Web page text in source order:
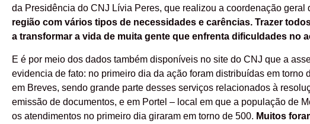
da Presidência do CNJ Lívia Peres, que realizou a coordenação geral
região com vários tipos de necessidades e carências. Trazer
a transformar a vida de muita gente que enfrenta dificuldades no
E é por meio dos dados também disponíveis no site do CNJ que a
evidencia de fato: no primeiro dia da ação foram distribuídas em torno
em Breves, sendo grande parte desses serviços relacionados à
emissão de documentos, e em Portel – local em que a população de
os atendimentos no primeiro dia giraram em torno de 500. Muitos